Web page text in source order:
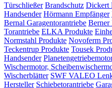
Türschließer Brandschutz Dickert
Handsender Hörmann Empfänger
Bernal Garagentorantriebe Berner
Torantriebe ELKA Produkte
Normstahl Produkte Novoferm
Teckentrup Produkte Tousek
Handsender
Wischermotor,
Wischerblätter SWF VALEO
Hersteller Schiebetorantriebe